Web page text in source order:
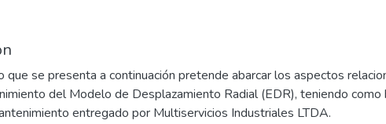
que se presenta a continuación pretende abarcar los aspectos
del Modelo de Desplazamiento Radial (EDR), teniendo como
entregado por Multiservicios Industriales LTDA.